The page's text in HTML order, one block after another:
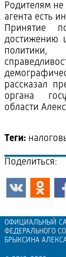
Родителям
агента есть
Принятие
достижению
рассказал
органа
области
Теги:
Поделиться:
ОФИЦИАЛЬНЫЙ
ФЕДЕРАЛЬНОГО
БРЫКСИНА